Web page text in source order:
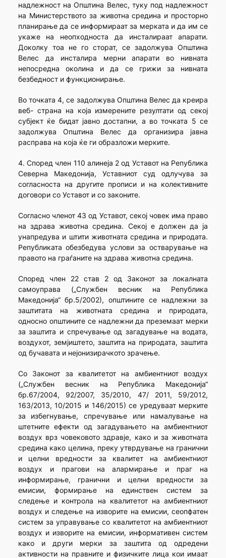
надлежност на Општина Велес, туку под надлежност
на Министерството за животна средина и просторно
планирање да се информираат за мерката и да им се
укаже на неопходноста да инсталираат апарати.
Доколку тоа не го сторат, се задолжува Општина
Велес да инсталира мерни апарати во нивната
непосредна околина и да се грижи за нивната
безбедност и функционирање.
Во точката 4, се задолжува Општина Велес да креира
веб- страна на која измерените резултати од секој
субјект ќе бидат јавно достапни, а во точката 5 се
задолжува Општина Велес да организира јавна
расправа на која ќе ги образложи мерките.
4. Според член 110 алинеја 2 од Уставот на Република
Северна Македонија, Уставниот суд одлучува за
согласноста на другите прописи и на колективните
договори со Уставот и со законите.
Согласно членот 43 од Уставот, секој човек има право
на здрава животна средина. Секој е должен да ја
унапредува и штити животната средина и природата.
Републиката обезбедува услови за остварување на
правото на граѓаните на здрава животна средина.
Според член 22 став 2 од Законот за локалната
самоуправа („Службен весник на Република
Македонија“ бр.5/2002), општините се надлежни за
заштитата на животната средина и природата,
односно општините се надлежни да преземаат мерки
за заштита и спречување од загадување на водата,
воздухот, земјиштето, заштита на природата, заштита
од бучавата и нејонизирачкото зрачење.
Со Законот за квалитетот на амбиентниот воздух
(„Службен весник на Република Македонија“
бр.67/2004, 92/2007, 35/2010, 47/ 2011, 59/2012,
163/2013, 10/2015 и 146/2015) се уредуваат мерките
за избегнување, спречување или намалување на
штетните ефекти од загадувањето на амбиентниот
воздух врз човековото здравје, како и за животната
средина како целина, преку утврдување на гранични
и целни вредности за квалитет на амбиентниот
воздух и прагови на алармирање и праг на
информирање, гранични и целни вредности за
емисии, формирање на единствен систем за
следење и контрола на квалитетот на амбиентниот
воздух и следење на изворите на емисии, сеопфатен
систем за управување со квалитетот на амбиентниот
воздух и изворите на емисии, информативен систем
како и други мерки за заштита од одредени
активности на правните и физичките лица кои имаат